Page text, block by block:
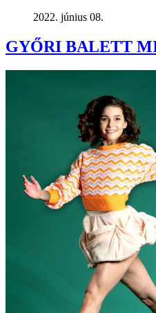
2022. június 08.
GYŐRI BALETT